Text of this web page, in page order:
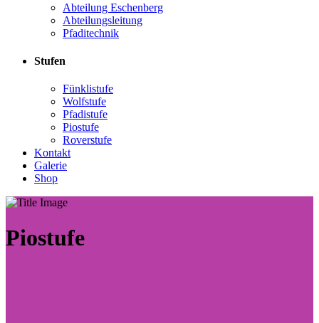
Abteilung Eschenberg
Abteilungsleitung
Pfaditechnik
Stufen
Fünklistufe
Wolfstufe
Pfadistufe
Piostufe
Roverstufe
Kontakt
Galerie
Shop
Piostufe